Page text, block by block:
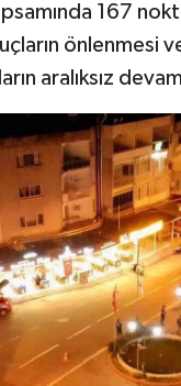
167
önlenmesi
aralıksız